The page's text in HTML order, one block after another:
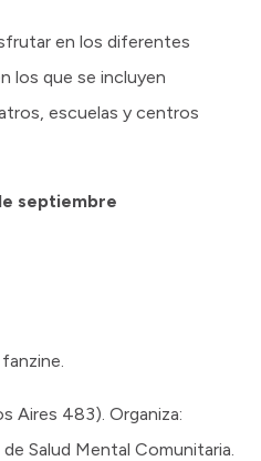
en los diferentes
los que se incluyen
escuelas y centros
septiembre
Aires 483). Organiza:
Salud Mental Comunitaria.